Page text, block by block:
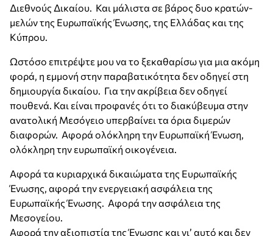
Διεθνούς Δικαίου. Και μάλιστα σε βάρος δυο κρατών-
μελών της Ευρωπαϊκής Ένωσης, της Ελλάδας και της
Κύπρου.
Ωστόσο επιτρέψτε μου να το ξεκαθαρίσω για μια ακόμη
φορά, η εμμονή στην παραβατικότητα δεν οδηγεί στη
δημιουργία δικαίου. Για την ακρίβεια δεν οδηγεί
πουθενά. Και είναι προφανές ότι το διακύβευμα στην
ανατολική Μεσόγειο υπερβαίνει τα όρια διμερών
διαφορών. Αφορά ολόκληρη την Ευρωπαϊκή Ένωση,
ολόκληρη την ευρωπαϊκή οικογένεια.
Αφορά τα κυριαρχικά δικαιώματα της Ευρωπαϊκής
Ένωσης, αφορά την ενεργειακή ασφάλεια της
Ευρωπαϊκής Ένωσης. Αφορά την ασφάλεια της
Μεσογείου.
Αφορά την αξιοπιστία της Ένωσης και γι’ αυτό και δεν